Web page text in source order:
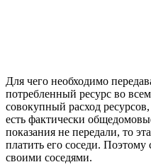
Для чего необходимо
потребленный ресурс во
совокупный расход
есть фактически
показания не передали, то
платить его соседи.
своими соседями.